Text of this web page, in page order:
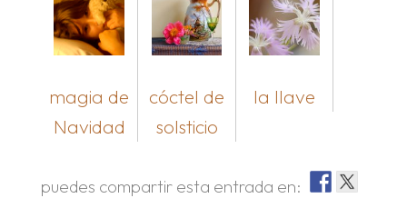
magia de
Navidad
cóctel de
solsticio
la llave
puedes compartir esta entrada en: